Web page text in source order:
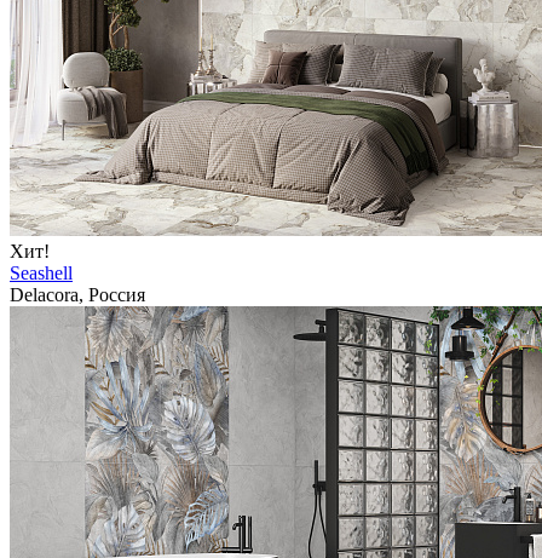
Хит!
Seashell
Delacora, Россия